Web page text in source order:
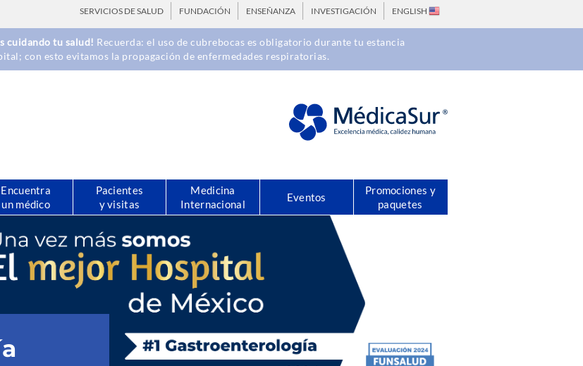
SERVICIOS DE SALUD FUNDACIÓN ENSEÑANZA INVESTIGACIÓN ENGLISH
cuidando tu salud! Recuerda: el uso de cubrebocas es obligatorio durante tu estancia
con esto evitamos la propagación de enfermedades respiratorias.
Encuentra
un médico
Pacientes
y visitas
Medicina
Internacional
Eventos
Promociones y
paquetes